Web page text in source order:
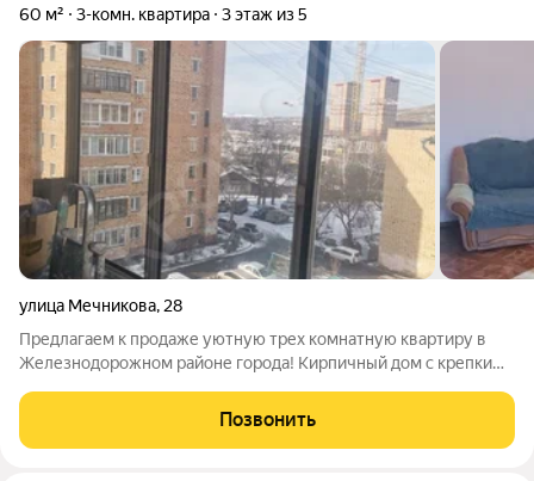
60 м² 3-комн. квартира 3 этаж из 5
улица Мечникова, 28
Предлагаем к продаже уютную трех комнатную квартиру в
Железнодорожном районе города! Кирпичный дом с крепкими
месте вдали от шума дорог, но при этом в близи от всех
социально значимых объектов,
Позвонить